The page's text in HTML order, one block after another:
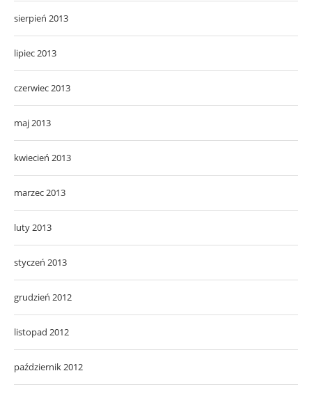
sierpień 2013
lipiec 2013
czerwiec 2013
maj 2013
kwiecień 2013
marzec 2013
luty 2013
styczeń 2013
grudzień 2012
listopad 2012
październik 2012